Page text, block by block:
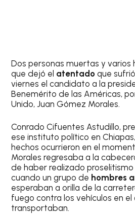
Dos personas muertas y varios
que dejó el atentado que
viernes el candidato a la
Benemérito de las Américas,
Unido, Juan Gómez Morales.
Conrado Cifuentes Astudillo,
ese instituto político en
hechos ocurrieron en el
Morales regresaba a la
de haber realizado
cuando un grupo de hombres
esperaban a orilla de la
fuego contra los vehículos en el
transportaban.